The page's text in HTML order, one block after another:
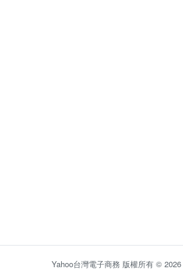
Yahoo台灣電子商務 版權所有 ©